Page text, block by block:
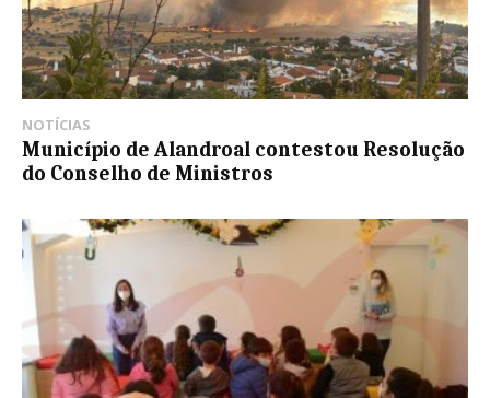
NOTÍCIAS
Município de Alandroal contestou Resolução
do Conselho de Ministros